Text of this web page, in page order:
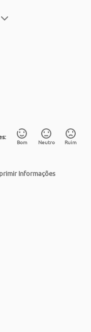
Bom Neutro Ruim
Informações